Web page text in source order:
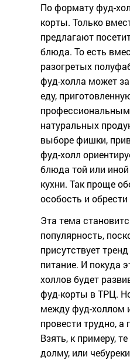
По формату фуд-
корты. Только
предлагают
блюда. То есть
разогретых
фуд-холла может
еду,
натуральных
выборе фишки,
фуд-холл
блюда той или
кухни. Так проще
особость и
Эта тема
популярность,
присутствует
питание. И покуда
холлов будет
фуд-корты в ТРЦ.
между фуд-холлом
провести трудно,
Взять, к примеру,
долму, или